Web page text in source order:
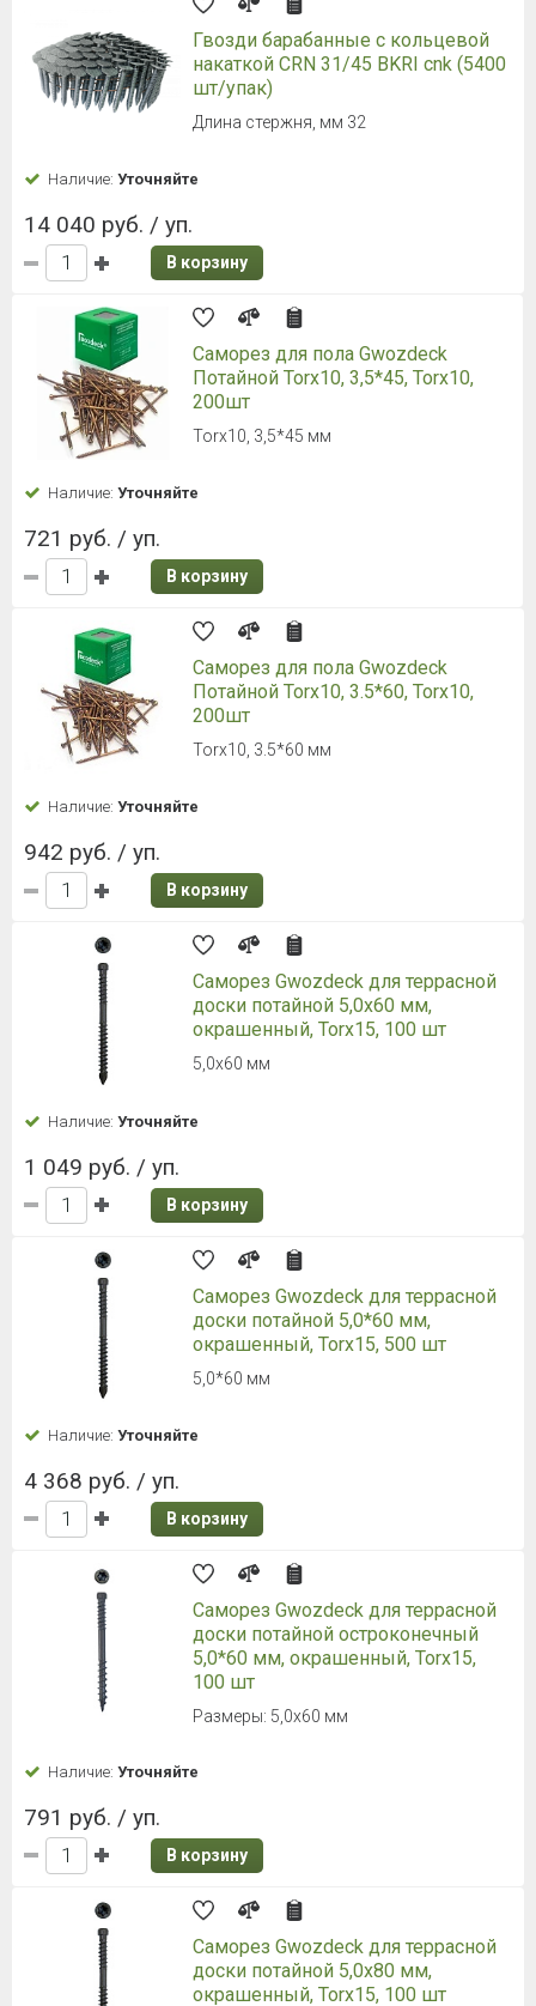
Гвозди барабанные с кольцевой
накаткой CRN 31/45 BKRI cnk (5400
шт/упак)
Длина стержня, мм 32
Наличие: Уточняйте
14 040 руб. / уп.
В корзину
Саморез для пола Gwozdeck
Потайной Torx10, 3,5*45, Torx10,
200шт
Torx10, 3,5*45 мм
Наличие: Уточняйте
721 руб. / уп.
В корзину
Саморез для пола Gwozdeck
Потайной Torx10, 3.5*60, Torx10,
200шт
Torx10, 3.5*60 мм
Наличие: Уточняйте
942 руб. / уп.
В корзину
Саморез Gwozdeck для террасной
доски потайной 5,0х60 мм,
окрашенный, Torx15, 100 шт
5,0х60 мм
Наличие: Уточняйте
1 049 руб. / уп.
В корзину
Саморез Gwozdeck для террасной
доски потайной 5,0*60 мм,
окрашенный, Torx15, 500 шт
5,0*60 мм
Наличие: Уточняйте
4 368 руб. / уп.
В корзину
Саморез Gwozdeck для террасной
доски потайной остроконечный
5,0*60 мм, окрашенный, Torx15,
100 шт
Размеры: 5,0х60 мм
Наличие: Уточняйте
791 руб. / уп.
В корзину
Саморез Gwozdeck для террасной
доски потайной 5,0х80 мм,
окрашенный, Torx15, 100 шт